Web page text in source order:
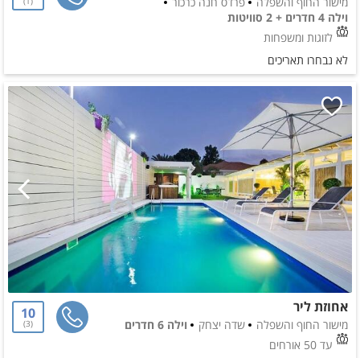
וילה 4 חדרים + 2 סוויטות
לזוגות ומשפחות
לא נבחרו תאריכים
אחוזת ליר
מישור החוף והשפלה שדה יצחק
וילה 6 חדרים
עד 50 אורחים
10
3